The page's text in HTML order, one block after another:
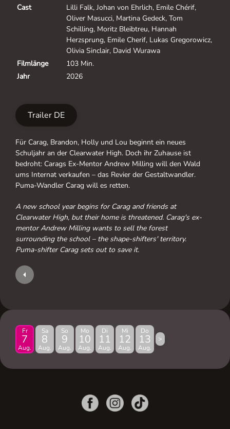
Cast
Lilli Falk, Johan von Ehrlich, Emile Chérif,
Oliver Masucci, Martina Gedeck, Tom
Schilling, Moritz Bleibtreu, Hannah
Herzsprung, Emile Cherif, Lukas Gregorowicz,
Olivia Sinclair, David Wurawa
Filmlänge
103 Min.
Jahr
2026
Trailer DE
Für Carag, Brandon, Holly und Lou beginnt ein neues
Schuljahr an der Clearwater High. Doch ihr Zuhause ist
bedroht: Carags Ex-Mentor Andrew Milling will den Wald
ums Internat verkaufen – das Revier der Gestaltwandler.
Puma-Wandler Carag will es retten.
A new school year begins for Carag and friends at
Clearwater High, but their home is threatened. Carag's ex-
mentor Andrew Milling wants to sell the forest
surrounding the school – the shape-shifters' territory.
Puma-shifter Carag sets out to save it.
Fr
7
Aug.
Sa
8
Aug.
So
9
Aug.
Mo
10
Aug.
Di
11
Aug.
Mi
12
Aug.
Do
13
Aug.
>